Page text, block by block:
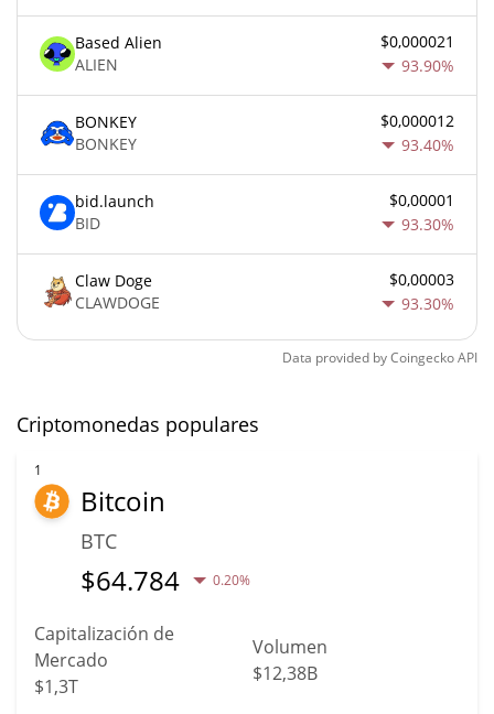
Based Alien
ALIEN
$0,000021
93.90%
BONKEY
BONKEY
$0,000012
93.40%
bid.launch
BID
$0,00001
93.30%
Claw Doge
CLAWDOGE
$0,00003
93.30%
Data provided byCoingeckoAPI
Criptomonedas populares
1
Bitcoin
BTC
$64.784 0.20%
Capitalización de
Mercado
$1,3T
Volumen
$12,38B